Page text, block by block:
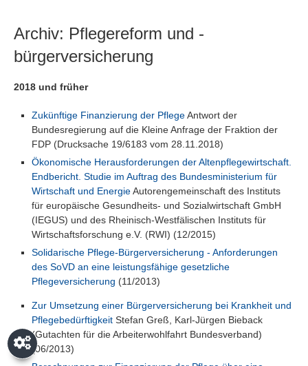
Archiv: Pflegereform und -
bürgerversicherung
2018 und früher
Zukünftige Finanzierung der PflegeAntwort der
Bundesregierung auf die Kleine Anfrage der Fraktion der
FDP (Drucksache 19/6183 vom 28.11.2018)
Ökonomische Herausforderungen der Altenpflegewirtschaft.
Endbericht. Studie im Auftrag des Bundesministerium für
Wirtschaft und EnergieAutorengemeinschaft des Instituts
für europäische Gesundheits- und Sozialwirtschaft GmbH
(IEGUS) und des Rheinisch-Westfälischen Instituts für
Wirtschaftsforschung e.V. (RWI) (12/2015)
Solidarische Pflege-Bürgerversicherung - Anforderungen
des SoVD an eine leistungsfähige gesetzliche
Pflegeversicherung (11/2013)
Zur Umsetzung einer Bürgerversicherung bei Krankheit und
PflegebedürftigkeitStefan Greß, Karl-Jürgen Bieback
(Gutachten für die Arbeiterwohlfahrt Bundesverband)
(06/2013)
Privatsphäre-Einstellungen öffnen